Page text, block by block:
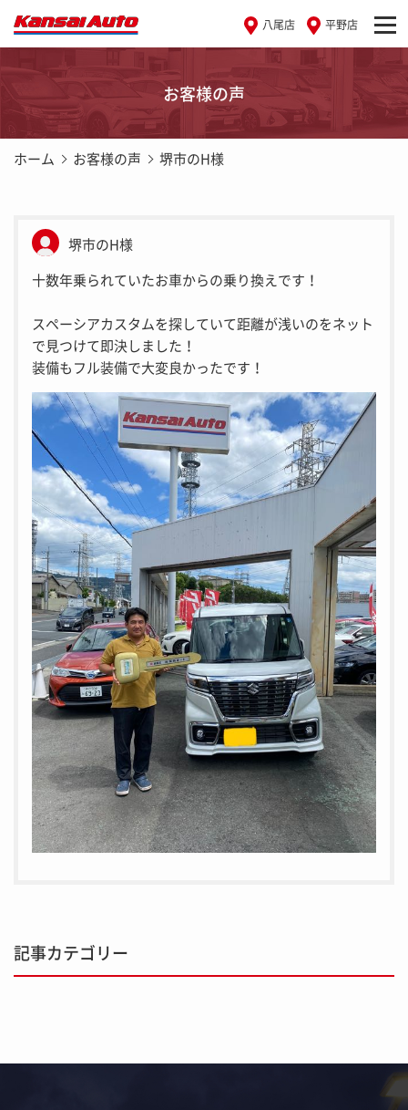
八尾店 平野店
お客様の声
ホーム お客様の声 堺市のH様
堺市のH様
十数年乗られていたお車からの乗り換えです！
スペーシアカスタムを探していて距離が浅いのをネット
で見つけて即決しました！
装備もフル装備で大変良かったです！
記事カテゴリー